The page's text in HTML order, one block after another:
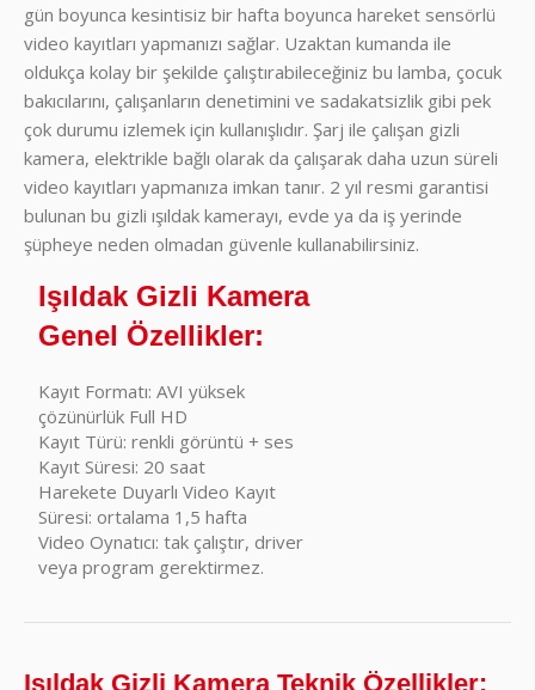
gün boyunca kesintisiz bir hafta boyunca hareket sensörlü
video kayıtları yapmanızı sağlar. Uzaktan kumanda ile
oldukça kolay bir şekilde çalıştırabileceğiniz bu lamba, çocuk
bakıcılarını, çalışanların denetimini ve sadakatsizlik gibi pek
çok durumu izlemek için kullanışlıdır. Şarj ile çalışan gizli
kamera, elektrikle bağlı olarak da çalışarak daha uzun süreli
video kayıtları yapmanıza imkan tanır. 2 yıl resmi garantisi
bulunan bu gizli ışıldak kamerayı, evde ya da iş yerinde
şüpheye neden olmadan güvenle kullanabilirsiniz.
Işıldak Gizli Kamera
Genel Özellikler:
Kayıt Formatı: AVI yüksek
çözünürlük Full HD
Kayıt Türü: renkli görüntü + ses
Kayıt Süresi: 20 saat
Harekete Duyarlı Video Kayıt
Süresi: ortalama 1,5 hafta
Video Oynatıcı: tak çalıştır, driver
veya program gerektirmez.
Işıldak Gizli Kamera Teknik Özellikler: